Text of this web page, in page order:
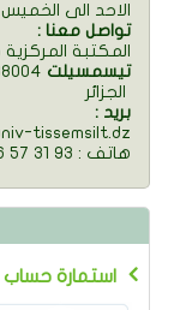
الاحد الى الخميس من 08:00
: تواصل معنا
المكتبة
تيسمسيلت
: بريد
tissemsilt.dz
046 57 31 93 : هاتف
SNDL استمارة حساب